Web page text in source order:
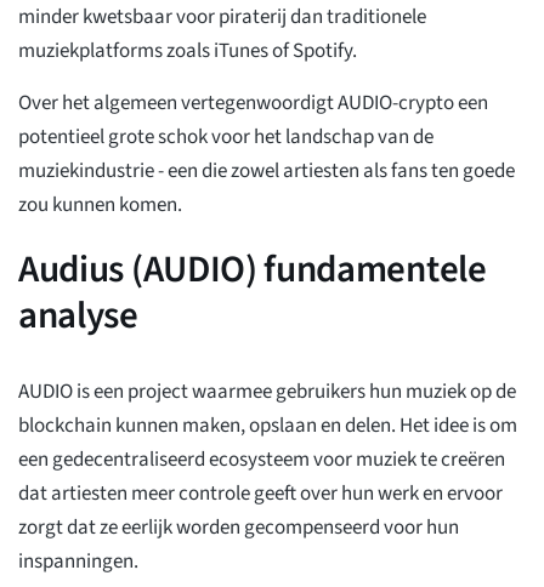
minder kwetsbaar voor piraterij dan traditionele
muziekplatforms zoals iTunes of Spotify.
Over het algemeen vertegenwoordigt AUDIO-crypto een
potentieel grote schok voor het landschap van de
muziekindustrie - een die zowel artiesten als fans ten goede
zou kunnen komen.
Audius (AUDIO) fundamentele
analyse
AUDIO is een project waarmee gebruikers hun muziek op de
blockchain kunnen maken, opslaan en delen. Het idee is om
een gedecentraliseerd ecosysteem voor muziek te creëren
dat artiesten meer controle geeft over hun werk en ervoor
zorgt dat ze eerlijk worden gecompenseerd voor hun
inspanningen.